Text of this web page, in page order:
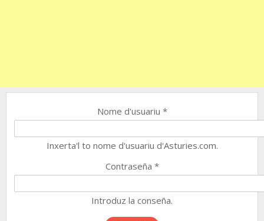
Nome d'usuariu *
Inxerta'l to nome d'usuariu d'Asturies.com.
Contraseña *
Introduz la conseña.